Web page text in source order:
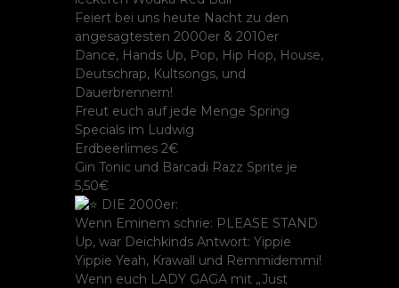
Feiert bei uns heute Nacht zu den
angesagtesten 2000er & 2010er
Dance, Hands Up, Pop, Hip Hop, House,
Deutschrap, Kultsongs, und
Dauerbrennern!
Freut euch auf jede Menge Spring
Specials im Ludwig
Erdbeerlimes 2€
Gin Tonic und Barcadi Razz Sprite je
5,50€
DIE 2000er:
Wenn Eminem schrie: PLEASE STAND
Up, war Deichkinds Antwort: Yippie
Yippie Yeah, Krawall und Remmidemmi!
Wenn euch LADY GAGA mit „Just